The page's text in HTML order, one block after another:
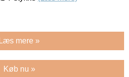
Læs mere »
Køb nu »